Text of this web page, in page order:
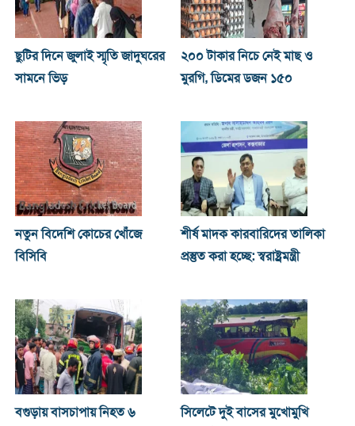
ছুটির দিনে জুলাই স্মৃতি জাদুঘরের
সামনে ভিড়
২০০ টাকার নিচে নেই মাছ ও
মুরগি, ডিমের ডজন ১৫০
নতুন বিদেশি কোচের খোঁজে
বিসিবি
শীর্ষ মাদক কারবারিদের তালিকা
প্রস্তুত করা হচ্ছে: স্বরাষ্ট্রমন্ত্রী
বগুড়ায় বাসচাপায় নিহত ৬
সিলেটে দুই বাসের মুখোমুখি